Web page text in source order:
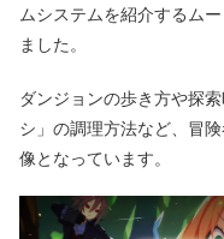
ムシステムを紹介するム
ました。
ダンジョンの歩き方や探
シ」の調理方法など、冒
像となっています。